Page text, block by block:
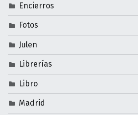
Encierros
Fotos
Julen
Librerías
Libro
Madrid